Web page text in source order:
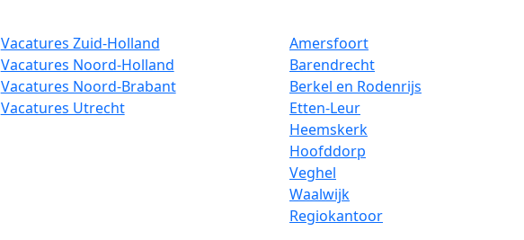
Vacatures Zuid-Holland
Vacatures Noord-Holland
Vacatures Noord-Brabant
Vacatures Utrecht
Amersfoort
Barendrecht
Berkel en Rodenrijs
Etten-Leur
Heemskerk
Hoofddorp
Veghel
Waalwijk
Regiokantoor